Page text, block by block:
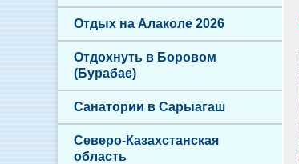
Отдых на Алаколе 2026
Отдохнуть в Боровом
(Бурабае)
Санатории в Сарыагаш
Северо-Казахстанская
область